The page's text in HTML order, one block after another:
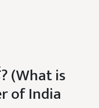
(What is
of India